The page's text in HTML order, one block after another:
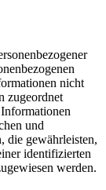
nicht
zugeordnet
und
die gewährleisten,
identifizierten
werden.